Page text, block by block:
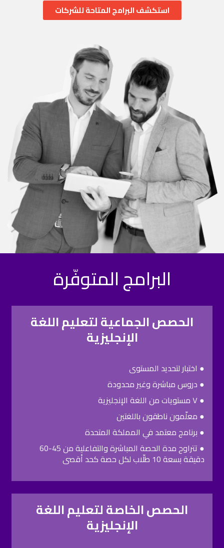
استكشف البرامج المتاحة للشركات
البرامج المتوفّرة
الحصص الجماعية لتعليم اللغة
الإنجليزية
● اختبار لتحديد المستوى
● دروس مباشرة وغير محدودة
● ٧ مستويات من اللغة الإنجليزية
● معلّمون ناطقون باللغتين
● برنامج معتمد في المملكة المتحدة​
● تتراوح مدة الحصة المباشرة والتفاعلية من 45-60
دقيقة بسعة 10 طلّاب لكل حصة كحد أقصى
الحصص الخاصة لتعليم اللغة
الإنجليزية